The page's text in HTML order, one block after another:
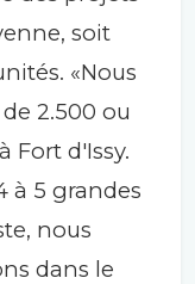
soit
«Nous
2.500 ou
Fort d'Issy.
à 5 grandes
nous
dans le